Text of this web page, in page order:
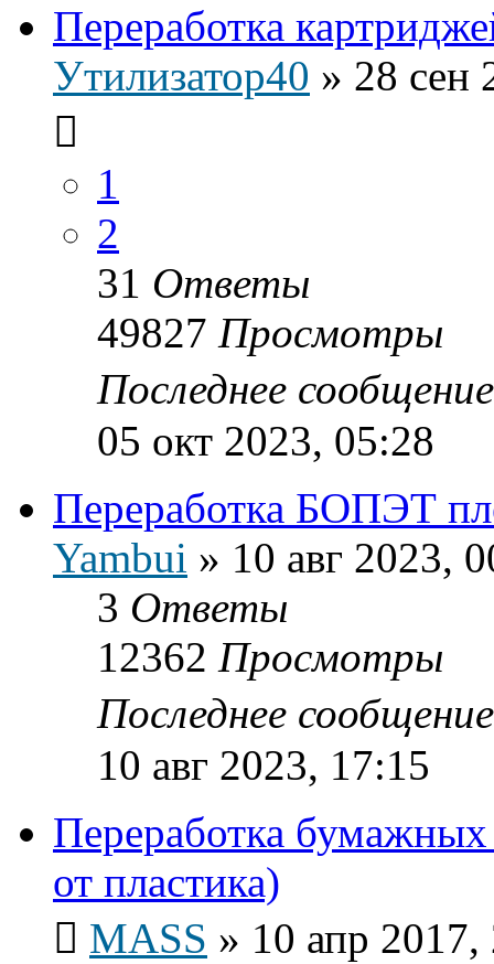
Переработка
Утилизатор40 » 28 сен
1
2
31 Ответы
49827 Просмотры
Последнее
05 окт 2023, 05:28
Переработка БОПЭТ
Yambui » 10 авг 2023,
3 Ответы
12362 Просмотры
Последнее
10 авг 2023, 17:15
Переработка бумажных
от пластика)
MASS » 10 апр 2017,